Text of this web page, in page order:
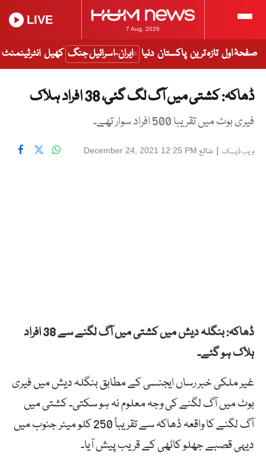
7 Aug, 2026
LIVE
صفحۂ اول تازہ ترین پاکستان دنیا ایران-اسرائیل جنگ کھیل انٹرٹینمنٹ
ڈھاکہ: کشتی میں آگ لگ گئی، 38 افراد ہلاک
فیری بوٹ میں تقریبا 500 افراد سوار تھے۔
ویب ڈیسک | شائع December 24, 2021 12:25 PM
ڈھاکہ: بنگلہ دیش میں کشتی میں آگ لگنے سے 38 افراد
ہلاک ہو گئے۔
غیر ملکی خبر رساں ایجنسی کے مطابق بنگلہ دیش میں فیری
بوٹ میں آگ لگنے کی وجہ معلوم نہ ہو سکتی۔ کشتی میں
آگ لگنے کا واقعہ ڈھاکہ سے تقریباً 250 کلو میٹر جنوب میں
دیہی قصبے جھلو کاٹھی کے قریب پیش آیا۔